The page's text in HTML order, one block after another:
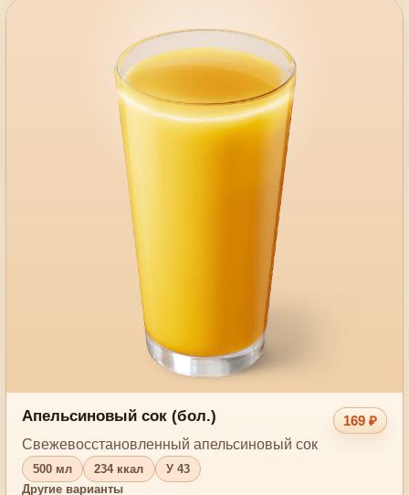
Апельсиновый сок (бол.)
169 ₽
Свежевосстановленный апельсиновый сок
500 мл 234 ккал
У 43
Другие варианты